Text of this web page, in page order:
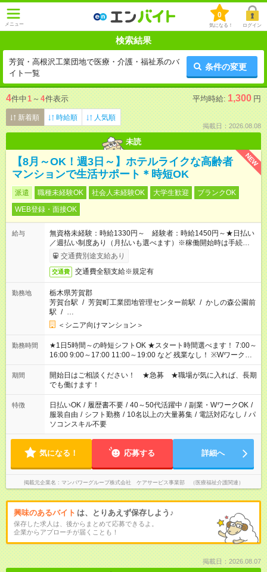
メニュー
0
気になる！ ログイン
検索結果
芳賀・高根沢工業団地で医療・介護・福祉系のバ
イト一覧
条件の変更
4件中1 ～ 4件表示 平均時給: 1,300 円
新着順 時給順 人気順
掲載日：2026.08.08
未読
NEW
【8月～OK！週3日～】ホテルライクな高齢者
マンションで生活サポート＊時短OK
派遣 職種未経験OK 社会人未経験OK 大学生歓迎
ブランクOK
WEB登録・面接OK
給与
無資格未経験：時給1330円～ 経験者：時給1450円～★日払い
／週払い制度あり（月払いも選べます）※稼働開始時は手続き完
了次第のお支払いとなります。
交通費別途支給あり
交通費 交通費全額支給※規定有
勤務地
栃木県芳賀郡
芳賀台駅 / 芳賀町工業団地管理センター前駅 / かしの森公園前
駅 / …
＜シニア向けマンション＞
勤務時間
★1日5時間～の時短シフトOK ★スタート時間選べます！ 7:00～
16:00 9:00～17:00 11:00～19:00 など 残業なし！ ※Wワークの
場合、他のお仕事と合わせ週40時間超の就業はご案内できませ
ん ※法令に基づき、週20時間以上勤務は社会保険への加入対象
となります ※労働者派遣法（日雇い派遣の原則禁止）により、
短時間・短期間の就業はご案内が難しい場合があります
期間
開始日はご相談ください！ ★急募 ★職場が気に入れば、長期
でも働けます！
特徴 日払いOK / 履歴書不要 / 40～50代活躍中 / 副業・WワークOK /
服装自由 / シフト勤務 / 10名以上の大量募集 / 電話対応なし / パ
ソコンスキル不要
気になる！ 応募する 詳細へ
掲載元企業名 マンパワーグループ株式会社 ケアサービス事業部 （医療福祉介護関連）
興味のあるバイト は、とりあえず保存しよう♪
保存した求人は、後からまとめて応募できるよ。
企業からアプローチが届くことも！
掲載日：2026.08.07